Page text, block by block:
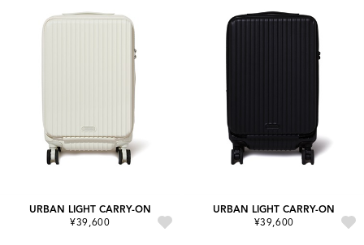
URBAN LIGHT CARRY-ON
¥39,600
URBAN LIGHT CARRY-ON
¥39,600